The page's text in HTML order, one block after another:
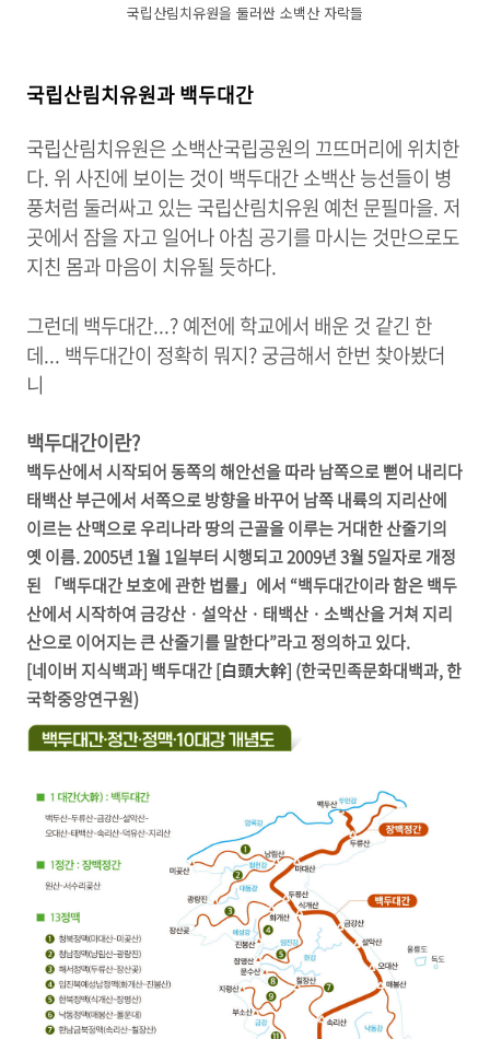
국립산림치유원을 둘러싼 소백산 자락들
국립산림치유원과 백두대간
국립산림치유원은 소백산국립공원의 끄뜨머리에 위치한
다. 위 사진에 보이는 것이 백두대간 소백산 능선들이 병
풍처럼 둘러싸고 있는 국립산림치유원 예천 문필마을. 저
곳에서 잠을 자고 일어나 아침 공기를 마시는 것만으로도
지친 몸과 마음이 치유될 듯하다.
그런데 백두대간...? 예전에 학교에서 배운 것 같긴 한
데... 백두대간이 정확히 뭐지? 궁금해서 한번 찾아봤더
니
백두대간이란?
백두산에서 시작되어 동쪽의 해안선을 따라 남쪽으로 뻗어 내리다
태백산 부근에서 서쪽으로 방향을 바꾸어 남쪽 내륙의 지리산에
이르는 산맥으로 우리나라 땅의 근골을 이루는 거대한 산줄기의
옛 이름. 2005년 1월 1일부터 시행되고 2009년 3월 5일자로 개정
된 「백두대간 보호에 관한 법률」에서 “백두대간이라 함은 백두
산에서 시작하여 금강산 · 설악산 · 태백산 · 소백산을 거쳐 지리
산으로 이어지는 큰 산줄기를 말한다”라고 정의하고 있다.
[네이버 지식백과] 백두대간 [白頭大幹] (한국민족문화대백과, 한
국학중앙연구원)